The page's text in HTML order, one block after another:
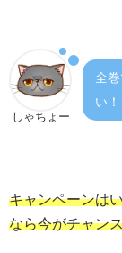
しゃちょー
全
い！
キャンペーンは
なら今がチャン